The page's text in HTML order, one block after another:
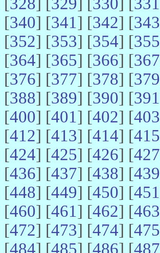
[340] [341] [342] [343
[352] [353] [354] [355
[364] [365] [366] [367
[376] [377] [378] [379
[388] [389] [390] [391
[400] [401] [402] [403
[412] [413] [414] [415
[424] [425] [426] [427
[436] [437] [438] [439
[448] [449] [450] [451
[460] [461] [462] [463
[472] [473] [474] [475
[484] [485] [486] [487